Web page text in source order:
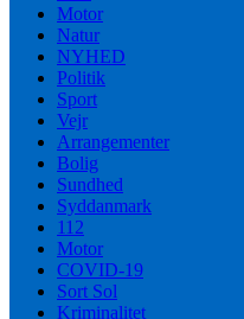
Motor
Natur
NYHED
Politik
Sport
Vejr
Arrangementer
Bolig
Sundhed
Syddanmark
112
Motor
COVID-19
Sort Sol
Kriminalitet